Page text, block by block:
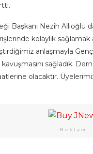
Başkanı Nezih Allıoğlu
kolaylık sağlamak
anlaşmayla
sağladık.
olacaktır.
Reklam